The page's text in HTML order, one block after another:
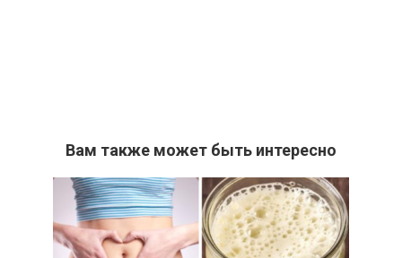
Вам также может быть интересно